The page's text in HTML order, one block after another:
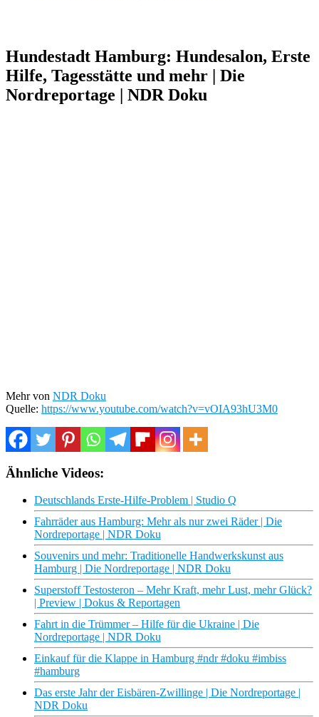
Hundestadt Hamburg: Hundesalon, Erste
Hilfe, Tagesstätte und mehr | Die
Nordreportage | NDR Doku
Mehr von NDR Doku
Quelle: https://www.youtube.com/watch?v=vOIA93hU3M0
Ähnliche Videos:
Deutschlands Erste-Hilfe-Problem | Studio Q
Fahrräder aus Hamburg: Mehr als nur zwei Räder | Die
Nordreportage | NDR Doku
Souvenirs und mehr: Traditionelle Handwerkskunst aus
Hamburg | Die Nordreportage | NDR Doku
Superstoff Testosteron – Mehr Kraft, mehr Lust, mehr Glück?
| Preview | Dokus & Reportagen
Fahrt in die Trümmer – Hilfe für die Ukraine | Die
Nordreportage | NDR Doku
Einkauf für die Klappe in Hamburg #ndr #doku #imbiss
#hamburg
Das erste Jahr der Eisbären-Zwillinge | Die Nordreportage |
NDR Doku